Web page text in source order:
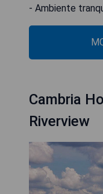
- Ambiente
Cambria
Riverview